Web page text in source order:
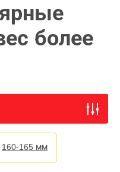
более
160-165 мм